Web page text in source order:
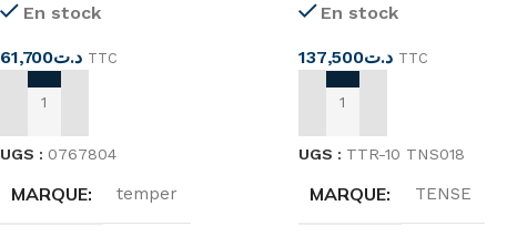
En stock
د.ت61,700 TTC
AJOUTER AU PANIER
UGS : 0767804
MARQUE temper
En stock
د.ت137,500 TTC
AJOUTER AU PANIER
UGS : TTR-10 TNS018
MARQUE TENSE